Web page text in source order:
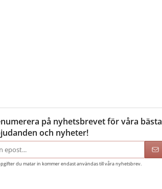
på nyhetsbrevet för våra bästa
och nyheter!
du matar in kommer endast användas till våra nyhetsbrev.